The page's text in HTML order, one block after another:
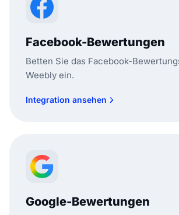
Facebook-Bewertungen
Betten Sie das Facebook-
Weebly ein.
Integration ansehen
Google-Bewertungen